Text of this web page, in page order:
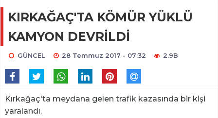
KIRKAĞAÇ'TA KÖMÜR YÜKLÜ
KAMYON DEVRİLDİ
GÜNCEL 28 Temmuz 2017 - 07:32 2.9B
Kırkağaç'ta meydana gelen trafik kazasında bir kişi
yaralandı.